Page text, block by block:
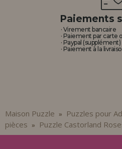
Paiements
· Virement bancaire
· Paiement par carte
· Paypal (supplément)
· Paiement à la
Maison Puzzle » Puzzles pour
pièces » Puzzle Castorland